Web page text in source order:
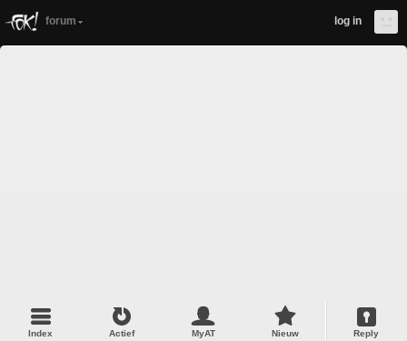
forum log in
Index Actief MyAT Nieuw Reply